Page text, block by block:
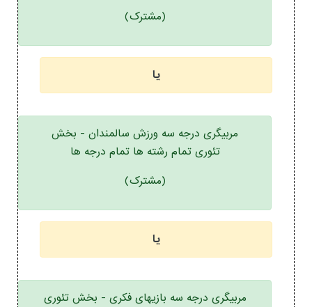
(مشترک)
یا
مربیگری درجه سه ورزش سالمندان - بخش
تئوری تمام رشته ها تمام درجه ها
(مشترک)
یا
مربیگری درجه سه بازیهای فکری - بخش تئوری